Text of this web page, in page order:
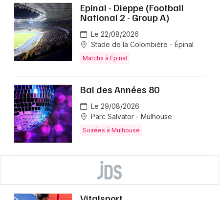
Epinal - Dieppe (Football
National 2 - Group A)
Le 22/08/2026
Stade de la Colombière - Épinal
Matchs à Épinal
Bal des Années 80
Le 29/08/2026
Parc Salvator - Mulhouse
Soirées à Mulhouse